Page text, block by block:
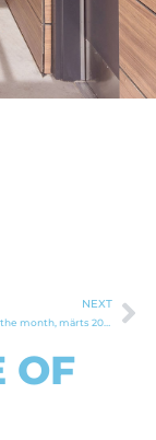
NEXT
SIBU – Picture of the month, märts 2018
OF